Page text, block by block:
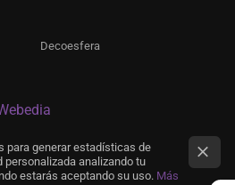
Decoesfera
para generar estadísticas de
analizando tu
estarás aceptando su uso. Más